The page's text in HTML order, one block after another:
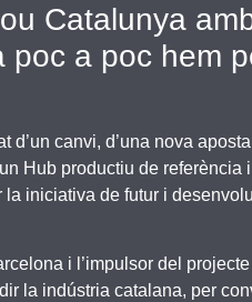
Catalunya
a poc hem
canvi, d’una nova
Hub productiu de
iniciativa de futur i
i l’impulsor del
la indústria catalana, per